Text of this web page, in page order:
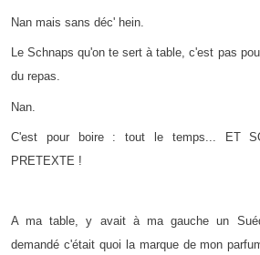
Nan mais sans déc' hein.
Le Schnaps qu'on te sert à table, c'est pas
du repas.
Nan.
C'est pour boire : tout le temps... ET
PRETEXTE !
A ma table, y avait à ma gauche un
demandé c'était quoi la marque de mon